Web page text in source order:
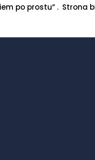
po prostu” .